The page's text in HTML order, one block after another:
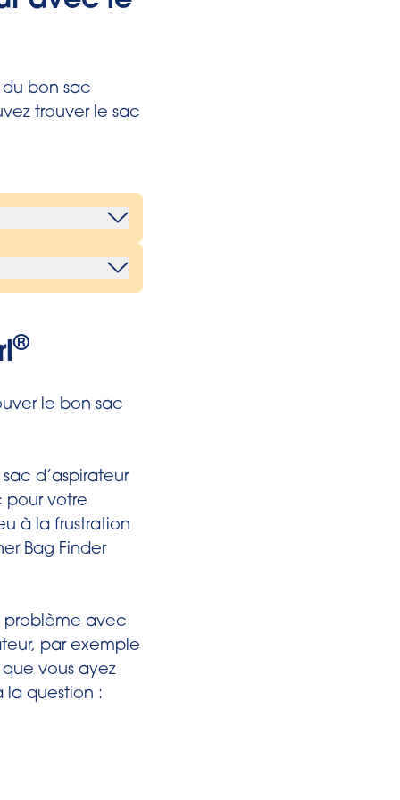
bon sac
trouver le sac
et
».
la
de
avez
de
®
le bon sac
d’aspirateur
pour votre
à la frustration
Bag Finder
problème avec
par exemple
vous ayez
la question :